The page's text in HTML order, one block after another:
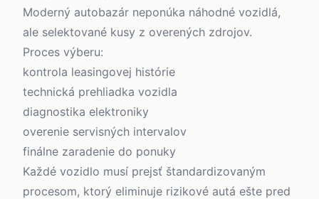
Moderný autobazár neponúka náhodné vozidlá,
ale selektované kusy z overených zdrojov.
Proces výberu:
kontrola leasingovej histórie
technická prehliadka vozidla
diagnostika elektroniky
overenie servisných intervalov
finálne zaradenie do ponuky
Každé vozidlo musí prejsť štandardizovaným
procesom, ktorý eliminuje rizikové autá ešte pred